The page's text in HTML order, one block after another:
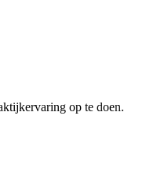
op te doen.